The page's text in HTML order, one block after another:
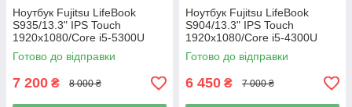
Ноутбук Fujitsu LifeBook
S935/13.3" IPS Touch
1920x1080/Core i5-5300U
2.30GHz/8GB DDR3/SSD
240GB/Intel HD Graphics
Готово до відправки
7 200 ₴ 8 000 ₴
Ноутбук Fujitsu LifeBook
S904/13.3" IPS Touch
1920x1080/Core i5-4300U
1.90GHz/8GB DDR3/SSD
256GB/Intel HD Graphics
Готово до відправки
6 450 ₴ 7 000 ₴